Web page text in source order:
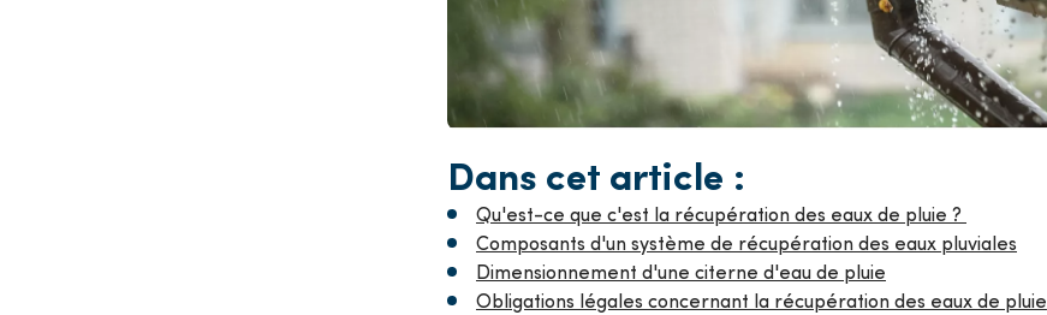
Dans cet article :
Qu'est-ce que c'est la récupération des eaux de pluie ?
Composants d'un système de récupération des eaux pluviales
Dimensionnement d'une citerne d'eau de pluie
Obligations légales concernant la récupération des eaux de pluie